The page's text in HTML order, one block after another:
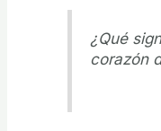
¿Qué
corazón